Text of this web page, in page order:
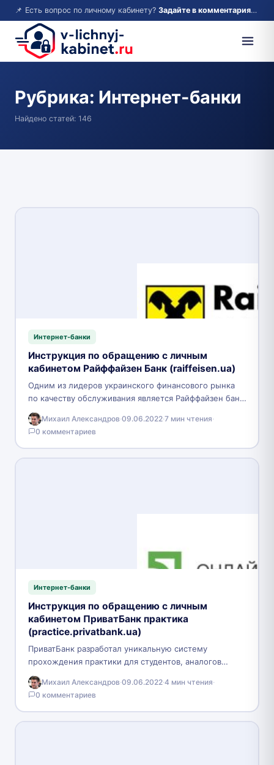
📌 Есть вопрос по личному кабинету? Задайте в комментариях — ответим!
Рубрика: Интернет-банки
Найдено статей: 146
Интернет-банки
Инструкция по обращению с личным
кабинетом Райффайзен Банк (raiffeisen.ua)
Одним из лидеров украинского финансового рынка
по качеству обслуживания является Райффайзен банк
Аваль. Он с 2005 года входит в международную
группу «Райффайзен…
Михаил Александров·09.06.2022·7 мин чтения·
0 комментариев
Интернет-банки
Инструкция по обращению с личным
кабинетом ПриватБанк практика
(practice.privatbank.ua)
ПриватБанк разработал уникальную систему
прохождения практики для студентов, аналогов
которой нет в мире. Студент может пройти практику
с любого места, где есть…
Михаил Александров·09.06.2022·4 мин чтения·
0 комментариев